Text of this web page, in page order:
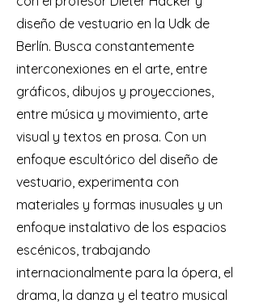
diseño de vestuario en la Udk de
Berlín. Busca constantemente
interconexiones en el arte, entre
gráficos, dibujos y proyecciones,
entre música y movimiento, arte
visual y textos en prosa. Con un
enfoque escultórico del diseño de
vestuario, experimenta con
materiales y formas inusuales y un
enfoque instalativo de los espacios
escénicos, trabajando
internacionalmente para la ópera, el
drama, la danza y el teatro musical